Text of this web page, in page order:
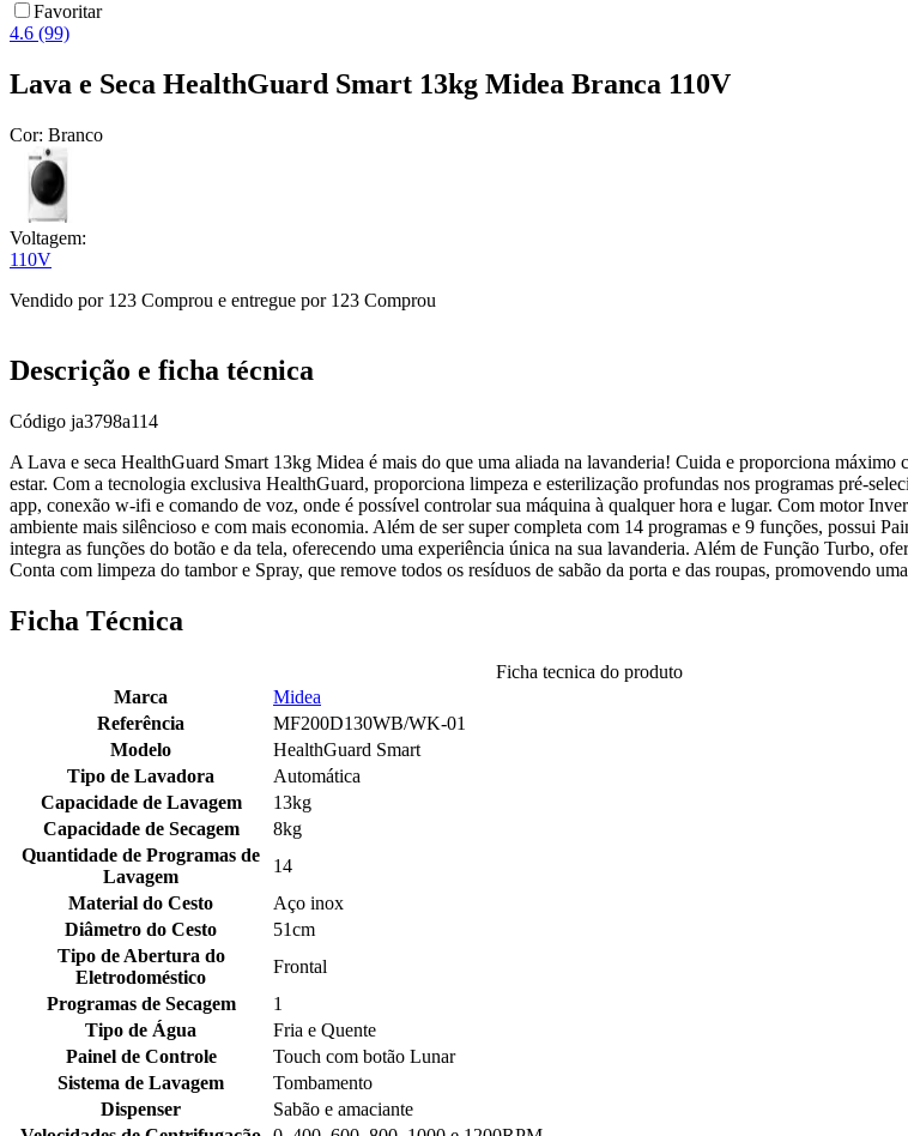
Favoritar
4.6 (99)
Lava e Seca HealthGuard Smart 13kg Midea Branca 110V
Cor: Branco
Voltagem:
110V
Vendido por 123 Comprou e entregue por 123 Comprou
Descrição e ficha técnica
Código ja3798a114
A Lava e seca HealthGuard Smart 13kg Midea é mais do que uma aliada na lavanderia! Cuida e proporciona máximo
estar. Com a tecnologia exclusiva HealthGuard, proporciona limpeza e esterilização profundas nos programas pré-
app, conexão w-ifi e comando de voz, onde é possível controlar sua máquina à qualquer hora e lugar. Com motor
ambiente mais silêncioso e com mais economia. Além de ser super completa com 14 programas e 9 funções, possui
integra as funções do botão e da tela, oferecendo uma experiência única na sua lavanderia. Além de Função Turbo,
Conta com limpeza do tambor e Spray, que remove todos os resíduos de sabão da porta e das roupas, promovendo
Ficha Técnica
Ficha tecnica do produto
Marca
Midea
Referência
MF200D130WB/WK-01
Modelo
HealthGuard Smart
Tipo de Lavadora
Automática
Capacidade de Lavagem
13kg
Capacidade de Secagem
8kg
Quantidade de Programas de
Lavagem
14
Material do Cesto
Aço inox
Diâmetro do Cesto
51cm
Tipo de Abertura do
Eletrodoméstico
Frontal
Programas de Secagem
1
Tipo de Água
Fria e Quente
Painel de Controle
Touch com botão Lunar
Sistema de Lavagem
Tombamento
Dispenser
Sabão e amaciante